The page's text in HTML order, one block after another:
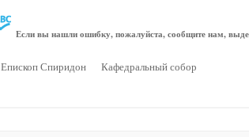
Если вы нашли ошибку, пожалуйста, сообщите нам,
Епископ Спиридон Кафедральный собор